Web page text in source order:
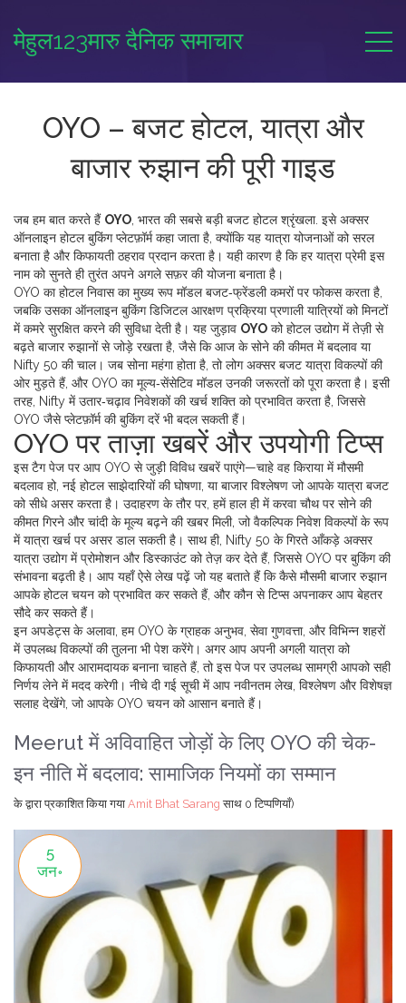
मेहुल123मारु दैनिक समाचार
OYO – बजट होटल, यात्रा और
बाजार रुझान की पूरी गाइड
जब हम बात करते हैं OYO भारत की सबसे बड़ी बजट होटल श्रृंखला. इसे अक्सर
ऑनलाइन होटल बुकिंग प्लेटफ़ॉर्मकहा जाता है, क्योंकि यह यात्रा योजनाओं को सरल
बनाता है और किफायती ठहराव प्रदान करता है । यही कारण है कि हर यात्रा प्रेमी इस
नाम को सुनते ही तुरंत अपने अगले सफ़र की योजना बनाता है।
OYO काहोटल निवास का मुख्य रूप मॉडल बजट‑फ्रेंडली कमरों पर फोकस करता है,
जबकि उसकाऑनलाइन बुकिंग डिजिटल आरक्षण प्रक्रियाप्रणाली यात्रियों को मिनटों
में कमरे सुरक्षित करने की सुविधा देती है। यह जुड़ाव OYO को होटल उद्योग में तेज़ी से
बढ़ते बाजार रुझानों से जोड़े रखता है, जैसे कि आज के सोने की कीमत में बदलाव या
Nifty 50 की चाल। जब सोना महंगा होता है, तो लोग अक्सर बजट यात्रा विकल्पों की
ओर मुड़ते हैं, और OYO का मूल्य‑सेंसेटिव मॉडल उनकी जरूरतों को पूरा करता है। इसी
तरह, Nifty में उतार‑चढ़ाव निवेशकों की खर्च शक्ति को प्रभावित करता है, जिससे
OYO जैसे प्लेटफ़ॉर्म की बुकिंग दरें भी बदल सकती हैं।
OYO पर ताज़ा खबरें और उपयोगी टिप्स
इस टैग पेज पर आप OYO से जुड़ी विविध खबरें पाएंगे—चाहे वह किराया में मौसमी
बदलाव हो, नई होटल साझेदारियों की घोषणा, या बाजार विश्लेषण जो आपके यात्रा बजट
को सीधे असर करता है। उदाहरण के तौर पर, हमें हाल ही में करवा चौथ पर सोने की
कीमत गिरने और चांदी के मूल्य बढ़ने की खबर मिली, जो वैकल्पिक निवेश विकल्पों के रूप
में यात्रा खर्च पर असर डाल सकती है। साथ ही, Nifty 50 के गिरते आँकड़े अक्सर
यात्रा उद्योग में प्रोमोशन और डिस्काउंट को तेज़ कर देते हैं, जिससे OYO पर बुकिंग की
संभावना बढ़ती है। आप यहाँ ऐसे लेख पढ़ें जो यह बताते हैं कि कैसे मौसमी बाजार रुझान
आपके होटल चयन को प्रभावित कर सकते हैं, और कौन से टिप्स अपनाकर आप बेहतर
सौदे कर सकते हैं।
इन अपडेट्स के अलावा, हम OYO के ग्राहक अनुभव, सेवा गुणवत्ता, और विभिन्न शहरों
में उपलब्ध विकल्पों की तुलना भी पेश करेंगे। अगर आप अपनी अगली यात्रा को
किफायती और आरामदायक बनाना चाहते हैं, तो इस पेज पर उपलब्ध सामग्री आपको सही
निर्णय लेने में मदद करेगी। नीचे दी गई सूची में आप नवीनतम लेख, विश्लेषण और विशेषज्ञ
सलाह देखेंगे, जो आपके OYO चयन को आसान बनाते हैं।
Meerut में अविवाहित जोड़ों के लिए OYO की चेक-
इन नीति में बदलाव: सामाजिक नियमों का सम्मान
के द्वारा प्रकाशित किया गया Amit Bhat Sarang साथ 0 टिप्पणियाँ)
5
जन॰